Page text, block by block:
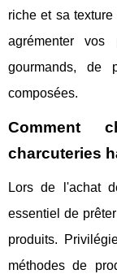
riche et sa
agrémenter
gourmands, de
composées.
Comment
charcuteries
Lors de l'achat
essentiel de
produits.
méthodes de